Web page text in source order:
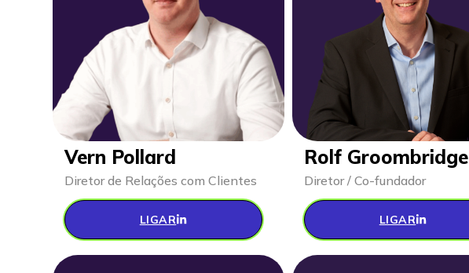
Vern Pollard
Diretor de Relações com Clientes
LIGAR
Rolf Groombridge
Diretor / Co-fundador
LIGAR